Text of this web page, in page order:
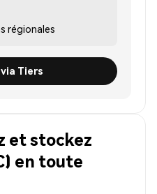
régionales
Tiers
et stockez
en toute